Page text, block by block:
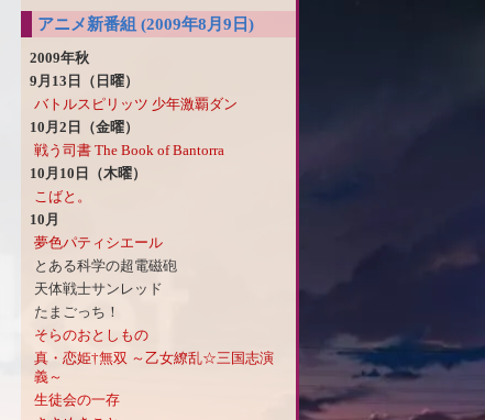
アニメ新番組 (2009年8月9日)
2009年秋
9月13日（日曜）
バトルスピリッツ 少年激覇ダン
10月2日（金曜）
戦う司書 The Book of Bantorra
10月10日（木曜）
こばと。
10月
夢色パティシエール
とある科学の超電磁砲
天体戦士サンレッド
たまごっち！
そらのおとしもの
真・恋姫†無双 ～乙女繚乱☆三国志演
義～
生徒会の一存